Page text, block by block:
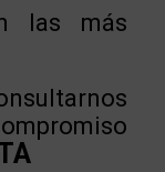
las más